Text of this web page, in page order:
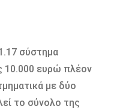
σύστηµα
10.000 ευρώ πλέον
µε δύο
το σύνολο της